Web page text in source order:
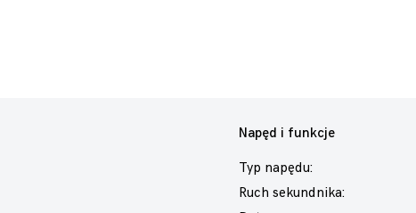
Napęd i funkcje
Typ napędu:
Ruch sekundnika: